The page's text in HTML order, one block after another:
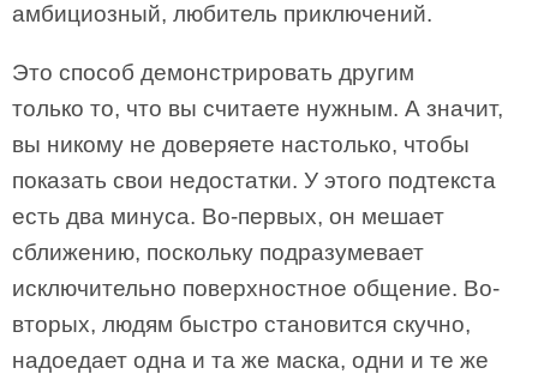
амбициозный, любитель приключений.
Это способ демонстрировать другим
только то, что вы считаете нужным. А значит,
вы никому не доверяете настолько, чтобы
показать свои недостатки. У этого подтекста
есть два минуса. Во-первых, он мешает
сближению, поскольку подразумевает
исключительно поверхностное общение. Во-
вторых, людям быстро становится скучно,
надоедает одна и та же маска, одни и те же